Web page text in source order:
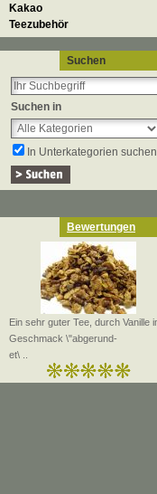
Kakao
Teezubehör
Suchen
Suchen in
In Unterkategorien suchen
Bewertungen
Ein sehr guter Tee, durch Vanille
Geschmack \"abgerund-
et\ ..